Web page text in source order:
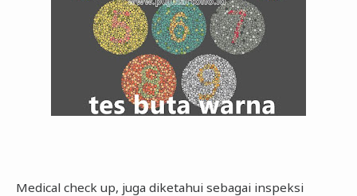
Medical check up, juga diketahui sebagai inspeksi